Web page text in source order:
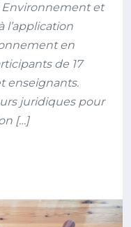
Environnement et
l’application
en
de 17
enseignants.
juridiques pour
[…]